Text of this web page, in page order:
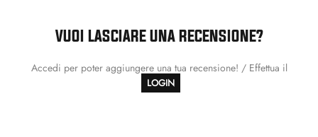
VUOI LASCIARE UNA RECENSIONE?
Accedi per poter aggiungere una tua recensione! / Effettua il
LOGIN